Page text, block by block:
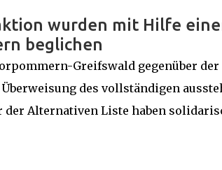
wurden mit Hilfe
beglichen
Greifswald gegenüber der
des vollständigen
Alternativen Liste haben